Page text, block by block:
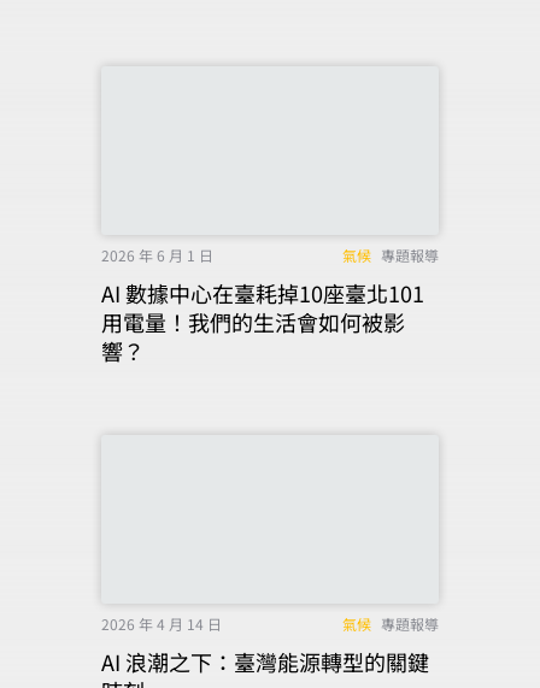
2026 年 6 月 1 日 氣候 專題報導
AI 數據中心在臺耗掉10座臺北101
用電量！我們的生活會如何被影
響？
2026 年 4 月 14 日 氣候 專題報導
AI 浪潮之下：臺灣能源轉型的關鍵